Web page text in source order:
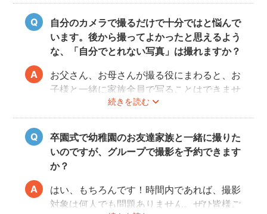
自分のカメラで撮るだけで十分ではと悩んで
います。後から撮ってよかったと思えるよう
な、「自分でとれない写真」は撮れますか？
続きを読む
お父さん、お母さんが撮る役にまわると、お
子様と一緒に家族全員で写ることはできませ
んし、プロの機材や構図ならではのクオリテ
ィもあります。
10年後、20年後に見返して、撮ってよかっ
たと思っていただける写真をお届けします。
卒園式で幼稚園のお友達家族と一緒に撮りた
いのですが、グループで撮影を予約できます
か？
はい、もちろんです！時間内であれば、撮影
対象は何人でも問題ありません。ぜひ皆様ご